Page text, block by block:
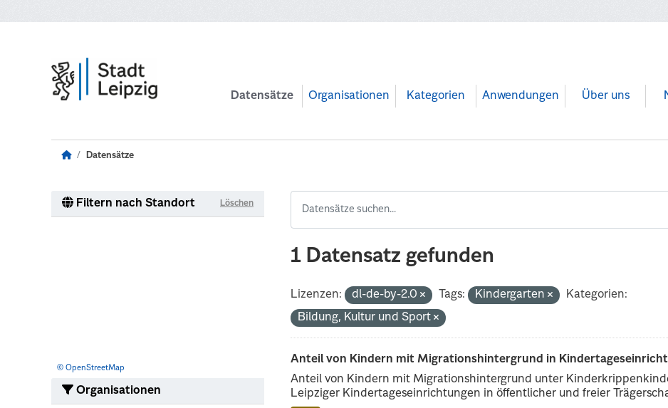
Datensätze Organisationen Kategorien Anwendungen Über uns
Datensätze
Filtern nach Standort Löschen
© OpenStreetMap
Organisationen
1 Datensatz gefunden
Lizenzen: dl-de-by-2.0 Tags: Kindergarten
Kategorien:
Bildung, Kultur und Sport
Anteil von Kindern mit Migrationshintergrund in
Anteil von Kindern mit Migrationshintergrund unter
Leipziger Kindertageseinrichtungen in öffentlicher und freier